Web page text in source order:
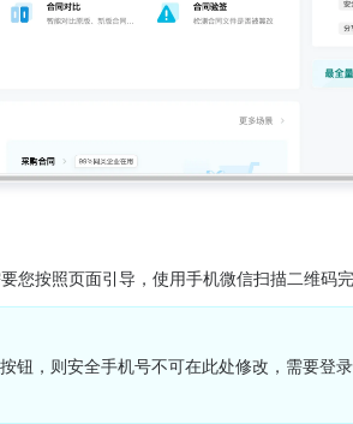
您按照页面引导，使用手机微信扫描二维码完
钮，则安全手机号不可在此处修改，需要登